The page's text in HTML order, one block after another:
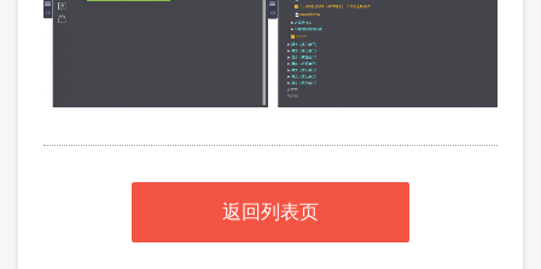
返回列表页